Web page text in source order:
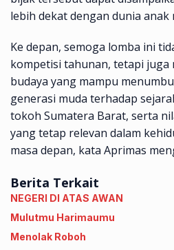
lebih dekat dengan dunia anak
Ke depan, semoga lomba ini
kompetisi tahunan, tetapi juga
budaya yang mampu
generasi muda terhadap
tokoh Sumatera Barat, serta
yang tetap relevan dalam
masa depan, kata Aprimas
Berita Terkait
NEGERI DI ATAS AWAN
Mulutmu Harimaumu
Menolak Roboh